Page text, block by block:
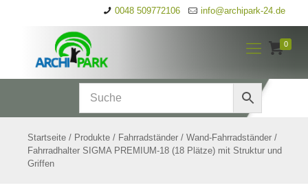
0048 509772106 info@archipark-24.de
0
Startseite / Produkte / Fahrradständer / Wand-Fahrradständer /
Fahrradhalter SIGMA PREMIUM-18 (18 Plätze) mit Struktur und
Griffen